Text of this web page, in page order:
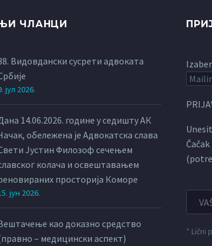
ЧЛАНЦИ
Видовдански сусрети адвоката
јул 2026.
14.06.2026. године у седишту АК
обележена је Адвокатска слава
Јустин Филозоф сечењем
колача и освештавањем
просторија Коморе
јун 2026.
као доказно средство
– медицински аспект)
* Lični